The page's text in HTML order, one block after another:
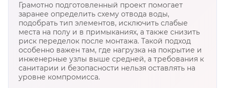
Грамотно подготовленный проект помогает
заранее определить схему отвода воды,
подобрать тип элементов, исключить слабые
места на полу и в примыканиях, а также снизить
риск переделок после монтажа. Такой подход
особенно важен там, где нагрузка на покрытие и
инженерные узлы выше средней, а требования к
санитарии и безопасности нельзя оставлять на
уровне компромисса.